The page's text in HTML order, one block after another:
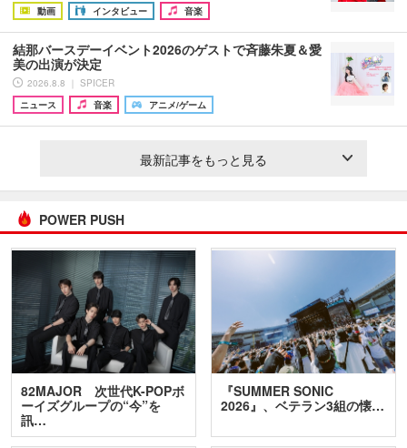
動画
インタビュー 音楽
結那バースデーイベント2026のゲストで斉藤朱夏＆愛
美の出演が決定
2026.8.8 ｜ SPICER
ニュース
音楽 アニメ/ゲーム
最新記事をもっと見る
POWER PUSH
82MAJOR 次世代K-POPボ
ーイズグループの“今”を
訊…
『SUMMER SONIC
2026』、ベテラン3組の懐…